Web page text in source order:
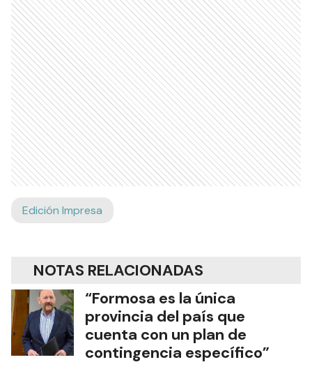
Edición Impresa
NOTAS RELACIONADAS
“Formosa es la única
provincia del país que
cuenta con un plan de
contingencia específico”